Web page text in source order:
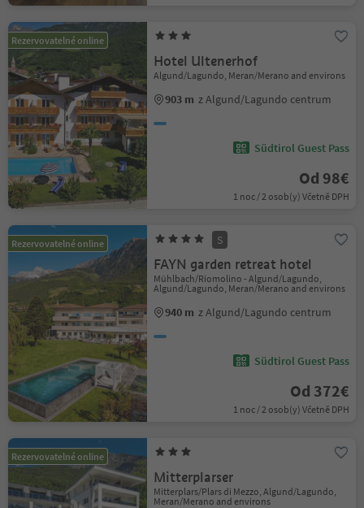
Rezervovatelné online
Hotel Ultenerhof
Algund/Lagundo, Meran/Merano and environs
903 m z Algund/Lagundo centrum
Südtirol Guest Pass
Od 98€
1 noc / 2 osob(y) Včetně DPH
Rezervovatelné online S
FAYN garden retreat hotel
Mühlbach/Riomolino - Algund/Lagundo,
Algund/Lagundo, Meran/Merano and environs
940 m z Algund/Lagundo centrum
Südtirol Guest Pass
Od 372€
1 noc / 2 osob(y) Včetně DPH
Rezervovatelné online
Mitterplarser
Mitterplars/Plars di Mezzo, Algund/Lagundo,
Meran/Merano and environs